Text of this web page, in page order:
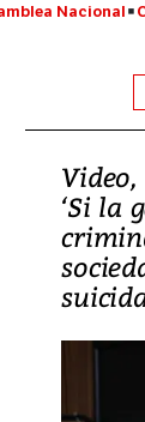
Nacional
‘Si la